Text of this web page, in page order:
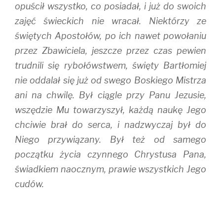
opuścił wszystko, co posiadał, i już do swoich
zajęć świeckich nie wracał. Niektórzy ze
świętych Apostołów, po ich nawet powołaniu
przez Zbawiciela, jeszcze przez czas pewien
trudnili się rybołówstwem, święty Bartłomiej
nie oddalał się już od swego Boskiego Mistrza
ani na chwilę. Był ciągle przy Panu Jezusie,
wszędzie Mu towarzyszył, każdą naukę Jego
chciwie brał do serca, i nadzwyczaj był do
Niego przywiązany. Był też od samego
początku życia czynnego Chrystusa Pana,
świadkiem naocznym, prawie wszystkich Jego
cudów.